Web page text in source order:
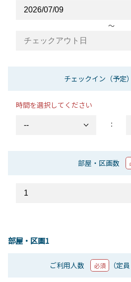
〜
チェックイン（予定）
時間を選択してください
：
部屋・区画数
部屋・区画1
ご利用人数 必須 （定